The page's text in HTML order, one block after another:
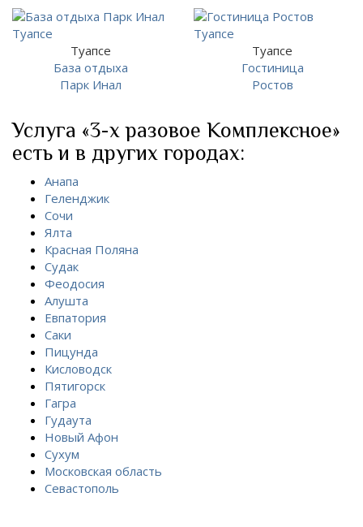
Туапсе
База отдыха
Парк Инал
Туапсе
Гостиница
Ростов
Услуга «3-х разовое Комплексное»
есть и в других городах:
Анапа
Геленджик
Сочи
Ялта
Красная Поляна
Судак
Феодосия
Алушта
Евпатория
Саки
Пицунда
Кисловодск
Пятигорск
Гагра
Гудаута
Новый Афон
Сухум
Московская область
Севастополь